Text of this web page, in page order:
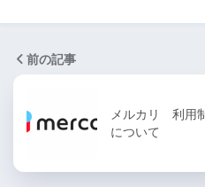
前の記事
メルカリ 利用
について